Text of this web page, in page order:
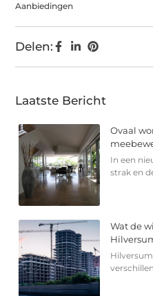
Aanbiedingen
Delen:
Laatste Bericht
Ovaal
In een
strak en
Wat de